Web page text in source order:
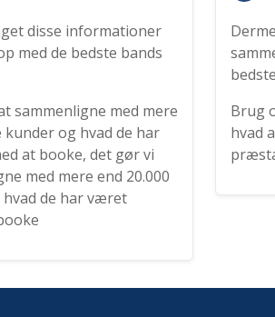
disse informationer
med de bedste bands
sammenligne med mere
kunder og hvad de har
at booke, det gør vi
med mere end 20.000
de har været
Brug
hvad